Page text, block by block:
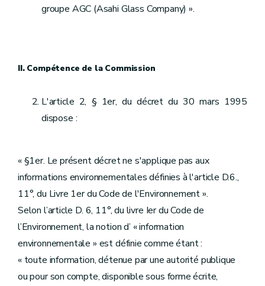
groupe AGC (Asahi Glass Company) ».
II. Compétence de la Commission
L'article 2, § 1er, du décret du 30 mars 1995
dispose :
« §1er. Le présent décret ne s'applique pas aux
informations environnementales définies à l'article D.6.,
11°, du Livre 1er du Code de l'Environnement ».
Selon l’article D. 6, 11°, du livre Ier du Code de
l’Environnement, la notion d’ « information
environnementale » est définie comme étant :
« toute information, détenue par une autorité publique
ou pour son compte, disponible sous forme écrite,